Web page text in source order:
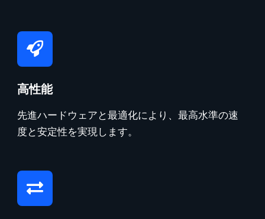
高性能
先進ハードウェアと最適化により、最高水準の速
度と安定性を実現します。